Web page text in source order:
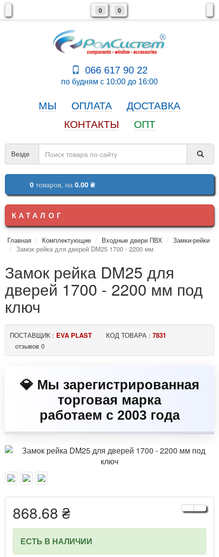
0 0
066 617 90 22
по будням с 10:00 до 16:00
МЫ ОПЛАТА
ДОСТАВКА
КОНТАКТЫ
ОПТ
Везде
0 товаров, на 0.00 ₴
КАТАЛОГ
Главная Комплектующие Входные двери ПВХ
Замки-рейки
Замок рейка для дверей DM25 1700 - 2200 мм
Замок рейка DM25 для
дверей 1700 - 2200 мм под
ключ
ПОСТАВЩИК : EVA PLAST КОД ТОВАРА : 7831
отзывов 0
💎 Мы зарегистрированная
торговая марка
работаем с 2003 года
868.68 ₴
ЕСТЬ В НАЛИЧИИ